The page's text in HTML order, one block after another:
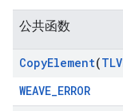
公共函数
CopyElement(
WEAVE_ERROR